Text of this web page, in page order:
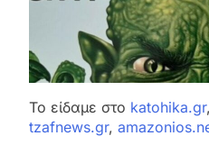
Το είδαμε στο katohika.gr,
tzafnews.gr,